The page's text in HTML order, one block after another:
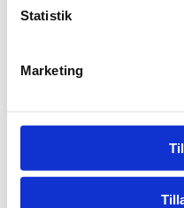
Statistik
Marketing
løsninger, der